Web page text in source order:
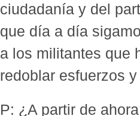
ciudadanía y del
que día a día
a los militantes que
redoblar esfuerzos
P: ¿A partir de